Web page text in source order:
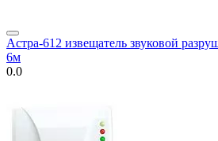
Астра-612 извещатель звуковой
6м
0.0